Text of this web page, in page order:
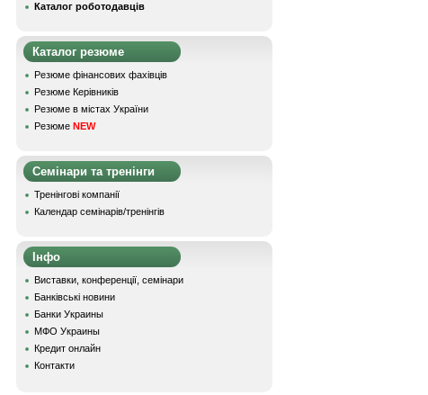
Каталог роботодавців
Каталог резюме
Резюме фінансових фахівців
Резюме Керівників
Резюме в містах України
Резюме NEW
Семінари та тренінги
Тренінгові компанії
Календар семінарів/тренінгів
Інфо
Виставки, конференції, семінари
Банківські новини
Банки Украины
МФО Украины
Кредит онлайн
Контакти